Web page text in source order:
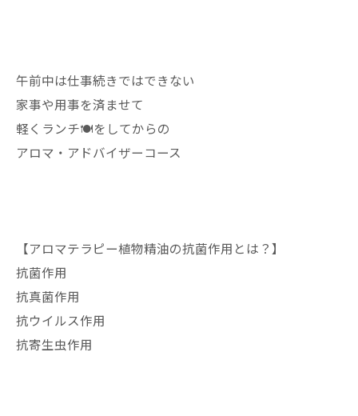
午前中は仕事続きではできない
家事や用事を済ませて
軽くランチ🍽️をしてからの
アロマ・アドバイザーコース
【アロマテラピー植物精油の抗菌作用とは？】
抗菌作用
抗真菌作用
抗ウイルス作用
抗寄生虫作用